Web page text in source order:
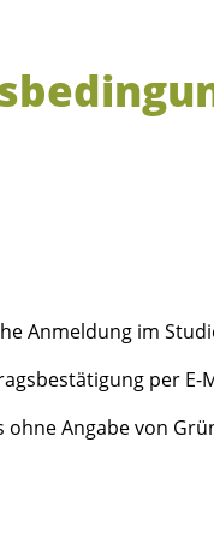
Anmeldung im
per
Angabe von